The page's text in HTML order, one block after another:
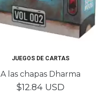
JUEGOS DE CARTAS
A las chapas Dharma
$12.84 USD